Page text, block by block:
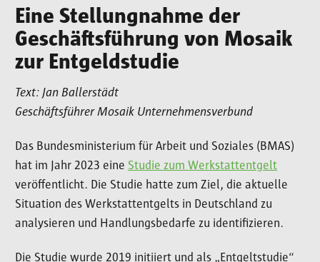
Eine Stellungnahme der
Geschäftsführung von Mosaik
zur Entgeldstudie
Text: Jan Ballerstädt
Geschäftsführer Mosaik Unternehmensverbund
Das Bundesministerium für Arbeit und Soziales (BMAS)
hat im Jahr 2023 eine Studie zum Werkstattentgelt
veröffentlicht. Die Studie hatte zum Ziel, die aktuelle
Situation des Werkstattentgelts in Deutschland zu
analysieren und Handlungsbedarfe zu identifizieren.
Die Studie wurde 2019 initiiert und als „Entgeltstudie“